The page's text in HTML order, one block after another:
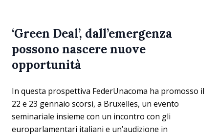
‘Green Deal’, dall’emergenza
possono nascere nuove
opportunità
In questa prospettiva FederUnacoma ha promosso il
22 e 23 gennaio scorsi, a Bruxelles, un evento
seminariale insieme con un incontro con gli
europarlamentari italiani e un’audizione in